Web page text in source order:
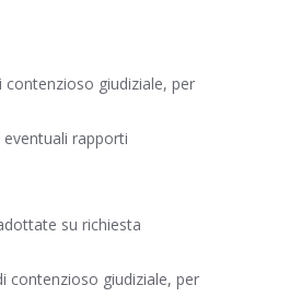
giudiziale, per
rapporti
su richiesta
contenzioso giudiziale, per